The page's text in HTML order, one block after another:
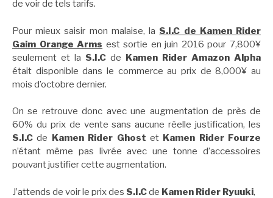
de voir de tels tarifs.
Pour mieux saisir mon malaise, la S.I.C de Kamen Rider
Gaim Orange Arms est sortie en juin 2016 pour 7,800¥
seulement et la S.I.C de Kamen Rider Amazon Alpha
était disponible dans le commerce au prix de 8,000¥ au
mois d’octobre dernier.
On se retrouve donc avec une augmentation de près de
60% du prix de vente sans aucune réelle justification, les
S.I.C de Kamen Rider Ghost et Kamen Rider Fourze
n’étant même pas livrée avec une tonne d’accessoires
pouvant justifier cette augmentation.
J’attends de voir le prix des S.I.Cde Kamen Rider Ryuuki,